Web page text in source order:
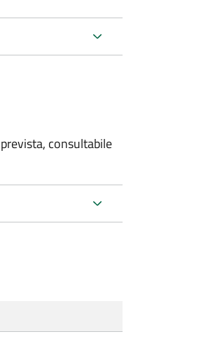
consultabile